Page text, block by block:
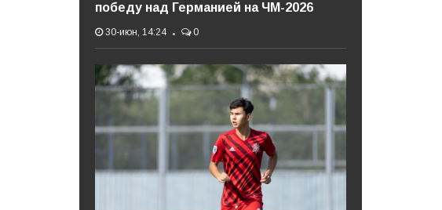
победу над Германией на ЧМ-2026
30-июн, 14:24 0